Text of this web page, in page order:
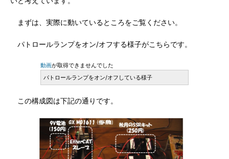
まずは、実際に動いているところをご覧ください。
パトロールランプをオン/オフする様子がこちらです。
動画が取得できませんでした
パトロールランプをオン/オフしている様子
この構成図は下記の通りです。